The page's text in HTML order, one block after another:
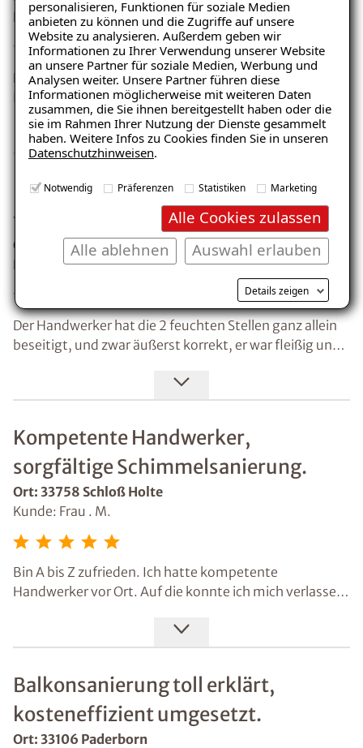
personalisieren, Funktionen für soziale Medien
anbieten zu können und die Zugriffe auf unsere
Website zu analysieren. Außerdem geben wir
Informationen zu Ihrer Verwendung unserer Website
an unsere Partner für soziale Medien, Werbung und
Analysen weiter. Unsere Partner führen diese
Informationen möglicherweise mit weiteren Daten
zusammen, die Sie ihnen bereitgestellt haben oder die
sie im Rahmen Ihrer Nutzung der Dienste gesammelt
haben. Weitere Infos zu Cookies finden Sie in unseren
Datenschutzhinweisen.
Notwendig Präferenzen Statistiken Marketing
Alle Cookies zulassen
Auswahl erlauben
Alle ablehnen
Details zeigen
Kunde: Familie . A.
Für mich gab es keine wirkliche Alternative zu Isotec!
Ich wollte nicht auf billig rumprobieren, sondern hatte
Hauptaugenmerk auf Qualität. Herr Nijenhuis hat sich
sehr gut um den ganzen Aufbau des Bodens
gekümmert und sogar andere Handwerker vermittelt.
Feuchte Stellen professionell und
freundlich beseitigt.
Ort: 32756 Detmold
Kunde: Frau . A.
Der Handwerker hat die 2 feuchten Stellen ganz allein
beseitigt, und zwar äußerst korrekt, er war fleißig und
Sanierungen ist, wurde mir gesagt, als ich mich
informiert habe. Der Schaden wurde professionell
Kompetente Handwerker,
sorgfältige Schimmelsanierung.
Ort: 33758 Schloß Holte
Kunde: Frau . M.
Bin A bis Z zufrieden. Ich hatte kompetente
Handwerker vor Ort. Auf die konnte ich mich verlassen.
ausgeführt. Mit Isotec hat es schnell und
unkompliziert funktioniert.
Balkonsanierung toll erklärt,
kosteneffizient umgesetzt.
Ort: 33106 Paderborn